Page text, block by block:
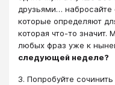
друзьями…
которые определяют
которая что-то значит.
любых фраз уже к
следующей неделе?
3. Попробуйте